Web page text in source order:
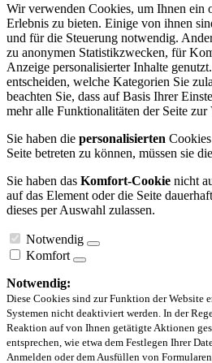
Wir verwenden Cookies, um Ihnen ein
Erlebnis zu bieten. Einige von ihnen
und für die Steuerung notwendig.
zu anonymen Statistikzwecken, für
Anzeige personalisierter Inhalte
entscheiden, welche Kategorien Sie
beachten Sie, dass auf Basis Ihrer
mehr alle Funktionalitäten der Seite zur
Sie haben die personalisierten
Seite betreten zu können, müssen sie
Sie haben das Komfort-Cookie nicht
auf das Element oder die Seite
dieses per Auswahl zulassen.
Notwendig
Komfort
Notwendig:
Diese Cookies sind zur Funktion der Website
Systemen nicht deaktiviert werden. In der
Reaktion auf von Ihnen getätigte Aktionen
entsprechen, wie etwa dem Festlegen Ihrer
Anmelden oder dem Ausfüllen von